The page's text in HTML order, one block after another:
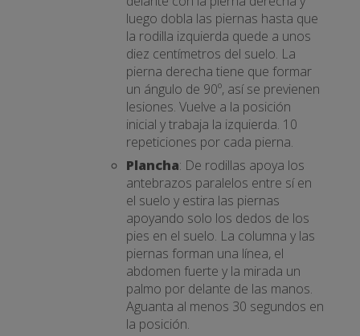
luego dobla las piernas hasta que
la rodilla izquierda quede a unos
diez centímetros del suelo. La
pierna derecha tiene que formar
un ángulo de 90º, así se previenen
lesiones. Vuelve a la posición
inicial y trabaja la izquierda. 10
repeticiones por cada pierna.
Plancha: De rodillas apoya los
antebrazos paralelos entre sí en
el suelo y estira las piernas
apoyando solo los dedos de los
pies en el suelo. La columna y las
piernas forman una línea, el
abdomen fuerte y la mirada un
palmo por delante de las manos.
Aguanta al menos 30 segundos en
la posición.